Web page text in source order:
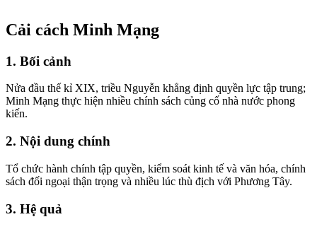
Cải cách Minh Mạng
1. Bối cảnh
Nửa đầu thế kỉ XIX, triều Nguyễn khẳng định quyền lực tập trung;
Minh Mạng thực hiện nhiều chính sách củng cố nhà nước phong
kiến.
2. Nội dung chính
Tổ chức hành chính tập quyền, kiểm soát kinh tế và văn hóa, chính
sách đối ngoại thận trọng và nhiều lúc thù địch với Phương Tây.
3. Hệ quả